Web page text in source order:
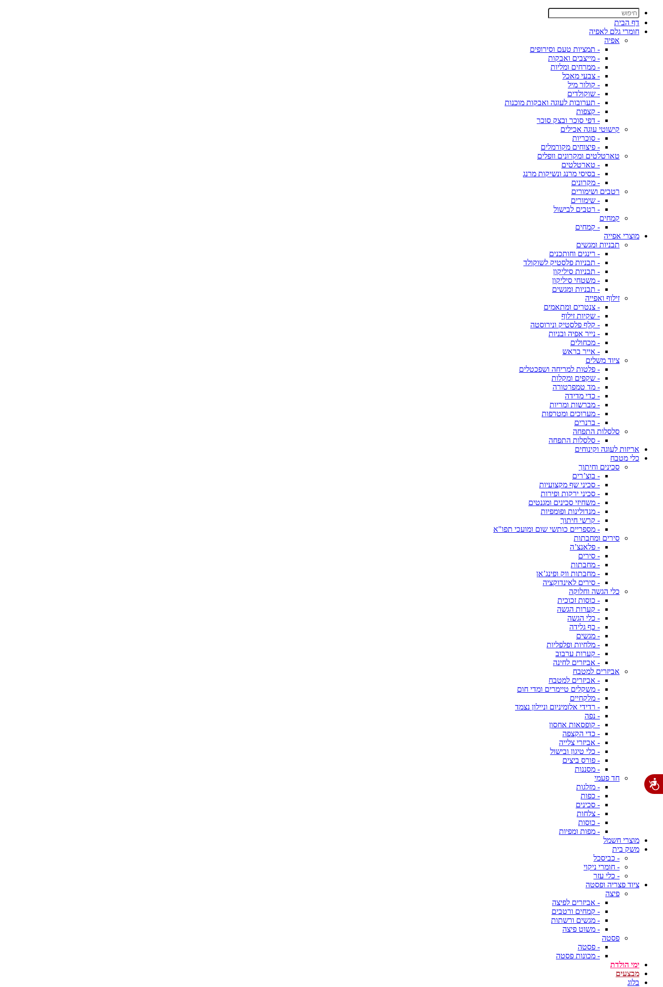
דף הבית
חומרי גלם לאפיה
אפיה
- תמציות טעם וסירופים
- מייצבים ואבקות
- ממרחים ומליות
- צבעי מאכל
- קולור מיל
- שוקולדים
- תערובות לעוגה ואבקות מוכנות
- קצפות
- דפי סוכר ובצק סוכר
קישוטי עוגה אכילים
- סוכריות
- פיצוחים מקורמלים
טארטלטים ומקרונים וופלים
- טארטלטים
- בסיסי מרנג ונשיקות מרנג
- מקרונים
רטבים ושימורים
- שימורים
- רטבים לבישול
קמחים
- קמחים
מוצרי אפייה
תבניות ומגשים
- רינגים וחותכנים
- תבניות פלסטיק לשוקולד
- תבניות סיליקון
- משטחי סיליקון
- תבניות ומגשים
זילוף ואפייה
- צנטרים ומתאמים
- שקיות זילוף
- קלף פלסטיק ונירוסטה
- נייר אפיה ובניות
- מכחולים
- אייר בראש
ציוד משלים
- פלטות למריחה ושפכטלים
- שקפים ומקלות
- מד טמפרטורה
- כדי מדידה
- מברשות ומריות
- מערוכים ומטרפות
- ברנרים
סלסלות התפחה
- סלסלות התפחה
אריזות לעוגה וקינוחים
כלי מטבח
סכינים וחיתוך
- בוצ’רים
- סכיני שף מקצועיות
- סכיני ירקות ופירות
- משחיזי סכינים ומגנטים
- מנדולינות ופומפיות
- קרשי חיתוך
- מספריים כותשי שום ומועכי תפו"א
סירים ומחבתות
- פלאנצ’ה
- סירים
- מחבתות
- מחבתות ווק ופינג’אן
- סירים לאינדוקציה
כלי הגשה וחלוקה
- כוסות זכוכית
- קערות הגשה
- כלי הגשה
- כף גלידה
- מגשים
- מלחיות ופלפליות
- קערות ערבוב
- אביזרים לחינה
אביזרים למטבח
- אביזרים למטבח
- משקלים טיימרים ומדי חום
- מלקחיים
- רדידי אלומיניום וניילון נצמד
- נפה
- קופסאות אחסון
- כדי הקצפה
- אביזרי צלייה
- כלי טיגון ובישול
- פורס ביצים
- מסננות
חד פעמי
- מזלגות
- כפות
- סכינים
- צלחות
- כוסות
- מפות ומפיות
מוצרי חשמל
משק בית
- כביסכל
- חומרי ניקוי
- כלי עזר
ציוד פצריה ופסטה
פיצה
- אביזרים לפיצה
- קמחים ורטבים
- מגשים ורשתות
- משוט פיצה
פסטה
- פסטה
- מכונות פסטה
ימי הולדת
מבצעים
בלוג